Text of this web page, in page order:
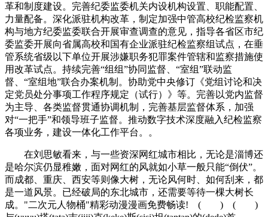
革和制度建设。完善纪委监委机关内设机构设置、职能配置、
力量配备。深化派驻机构改革，制定加强中管高校纪检监察机
构与地方纪委监委联合开展审查调查的意见，指导各省区市纪
委监委开展向省属高校和国有企业派驻纪检监察组试点，在垂
管系统省级以下单位开展涉嫌职务犯罪案件管辖和监察措施使
用改革试点。持续完善“组组”协同监督、“室组”联动监
督、“室组地”联合办案机制。协助党中央修订《党组讨论和决
定党员处分事项工作程序规定（试行）》等。完善以党内监督
为主导、各类监督贯通协调机制，完善基层监督体系，加强
对“一把手”和领导班子监督。推动数字技术深度融入纪检监察
各项业务，建设一体化工作平台。。
在刘思敏看来，与一些资深网红城市相比，无论是淄博还
是哈尔滨仍显稚嫩，面对网红的风就如小草一般只能“倒伏”。
而成都、重庆、西安等则像大树，无论风何时、如何刮来，都
是一道风景。已经破局的东北城市，还需要等待一棵大树长
成。"二次元人物桶"精彩动漫漫画免费畅读! ( ) ( )